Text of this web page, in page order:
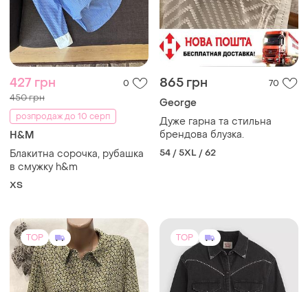
427 грн 0
450 грн
розпродаж до 10 серп
H&M
Блакитна сорочка, рубашка
в смужку h&m
ХS
865 грн 70
George
Дуже гарна та стильна
брендова блузка.
54 / 5XL / 62
TOP